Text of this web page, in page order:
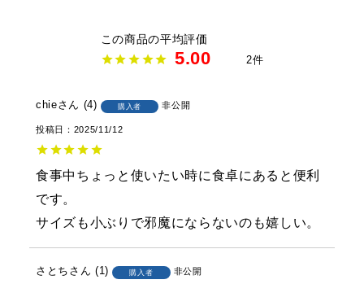
5.00 2
chie 4 購入者 非公開
投稿日 2025/11/12
食事中ちょっと使いたい時に食卓にあると便利
です。
サイズも小ぶりで邪魔にならないのも嬉しい。
さとち 1 購入者 非公開